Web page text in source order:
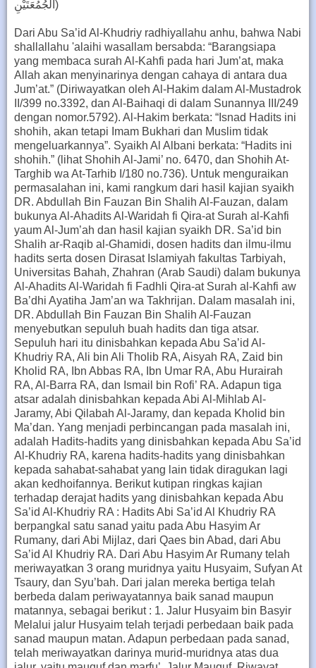
الْجُمُعَتَيْنِ)
Dari Abu Sa’id Al-Khudriy radhiyallahu anhu, bahwa Nabi
shallallahu 'alaihi wasallam bersabda: “Barangsiapa
yang membaca surah Al-Kahfi pada hari Jum’at, maka
Allah akan menyinarinya dengan cahaya di antara dua
Jum’at.” (Diriwayatkan oleh Al-Hakim dalam Al-Mustadrok
II/399 no.3392, dan Al-Baihaqi di dalam Sunannya III/249
dengan nomor.5792). Al-Hakim berkata: “Isnad Hadits ini
shohih, akan tetapi Imam Bukhari dan Muslim tidak
mengeluarkannya”. Syaikh Al Albani berkata: “Hadits ini
shohih.” (lihat Shohih Al-Jami’ no. 6470, dan Shohih At-
Targhib wa At-Tarhib I/180 no.736). Untuk menguraikan
permasalahan ini, kami rangkum dari hasil kajian syaikh
DR. Abdullah Bin Fauzan Bin Shalih Al-Fauzan, dalam
bukunya Al-Ahadits Al-Waridah fi Qira-at Surah al-Kahfi
yaum Al-Jum’ah dan hasil kajian syaikh DR. Sa’id bin
Shalih ar-Raqib al-Ghamidi, dosen hadits dan ilmu-ilmu
hadits serta dosen Dirasat Islamiyah fakultas Tarbiyah,
Universitas Bahah, Zhahran (Arab Saudi) dalam bukunya
Al-Ahadits Al-Waridah fi Fadhli Qira-at Surah al-Kahfi aw
Ba’dhi Ayatiha Jam’an wa Takhrijan. Dalam masalah ini,
DR. Abdullah Bin Fauzan Bin Shalih Al-Fauzan
menyebutkan sepuluh buah hadits dan tiga atsar.
Sepuluh hari itu dinisbahkan kepada Abu Sa’id Al-
Khudriy RA, Ali bin Ali Tholib RA, Aisyah RA, Zaid bin
Kholid RA, Ibn Abbas RA, Ibn Umar RA, Abu Hurairah
RA, Al-Barra RA, dan Ismail bin Rofi’ RA. Adapun tiga
atsar adalah dinisbahkan kepada Abi Al-Mihlab Al-
Jaramy, Abi Qilabah Al-Jaramy, dan kepada Kholid bin
Ma’dan. Yang menjadi perbincangan pada masalah ini,
adalah Hadits-hadits yang dinisbahkan kepada Abu Sa’id
Al-Khudriy RA, karena hadits-hadits yang dinisbahkan
kepada sahabat-sahabat yang lain tidak diragukan lagi
akan kedhoifannya. Berikut kutipan ringkas kajian
terhadap derajat hadits yang dinisbahkan kepada Abu
Sa’id Al-Khudriy RA : Hadits Abi Sa’id Al Khudriy RA
berpangkal satu sanad yaitu pada Abu Hasyim Ar
Rumany, dari Abi Mijlaz, dari Qaes bin Abad, dari Abu
Sa’id Al Khudriy RA. Dari Abu Hasyim Ar Rumany telah
meriwayatkan 3 orang muridnya yaitu Husyaim, Sufyan At
Tsaury, dan Syu’bah. Dari jalan mereka bertiga telah
berbeda dalam periwayatannya baik sanad maupun
matannya, sebagai berikut : 1. Jalur Husyaim bin Basyir
Melalui jalur Husyaim telah terjadi perbedaan baik pada
sanad maupun matan. Adapun perbedaan pada sanad,
telah meriwayatkan darinya murid-muridnya atas dua